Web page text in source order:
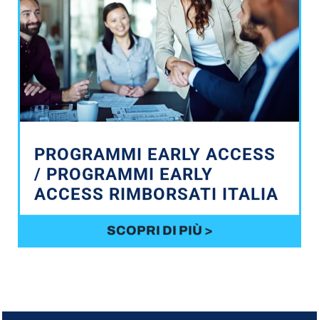
PROGRAMMI EARLY ACCESS
/ PROGRAMMI EARLY
ACCESS RIMBORSATI ITALIA
SCOPRI DI PIÙ >